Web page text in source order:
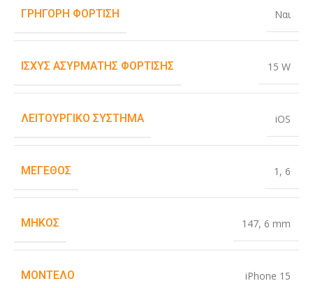
ΓΡΉΓΟΡΗ ΦΌΡΤΙΣΗ Ναι
ΙΣΧΎΣ ΑΣΎΡΜΑΤΗΣ ΦΌΡΤΙΣΗΣ 15 W
ΛΕΙΤΟΥΡΓΙΚΌ ΣΎΣΤΗΜΑ iOS
ΜΈΓΕΘΟΣ 1 , 6
ΜΉΚΟΣ 147, 6 mm
ΜΟΝΤΈΛΟ iPhone 15